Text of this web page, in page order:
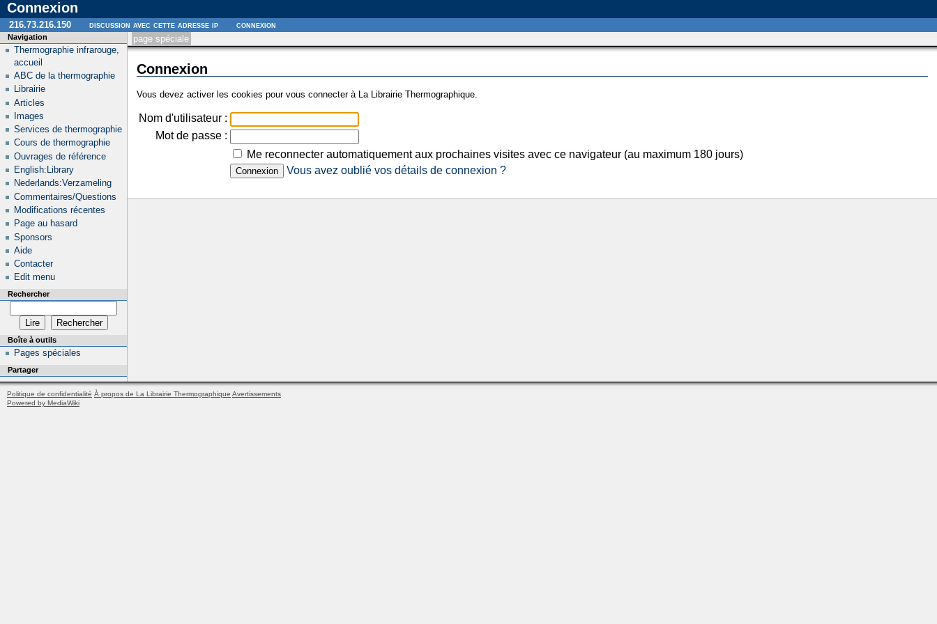
Connexion
page spéciale
Connexion
Vous devez activer les cookies pour vous connecter à La Librairie Thermographique.
Nom d'utilisateur :
Mot de passe :
Me reconnecter automatiquement aux prochaines visites avec ce navigateur (au maximum 180 jours)
Vous avez oublié vos détails de connexion ?
Navigation
Thermographie infrarouge,
accueil
ABC de la thermographie
Librairie
Articles
Images
Services de thermographie
Cours de thermographie
Ouvrages de référence
English:Library
Nederlands:Verzameling
Commentaires/Questions
Modifications récentes
Page au hasard
Sponsors
Aide
Contacter
Edit menu
Rechercher
Boîte à outils
Pages spéciales
Partager
216.73.216.150 discussion avec cette adresse ip connexion
Politique de confidentialité À propos de La Librairie Thermographique Avertissements
Powered by MediaWiki